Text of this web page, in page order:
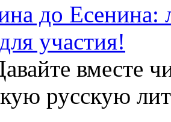
до Есенина:
участия!
вместе
русскую